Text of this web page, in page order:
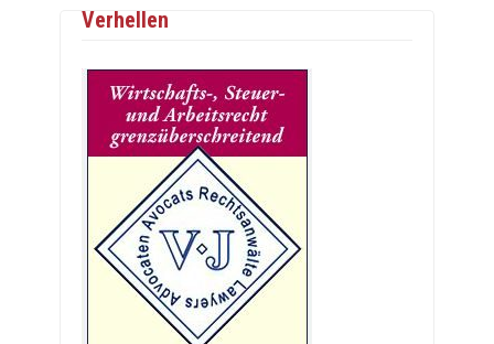
Verhellen